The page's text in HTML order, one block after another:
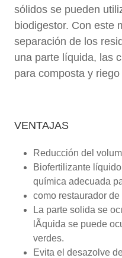
sólidos se pueden
biodigestor. Con este
separación de los
una parte líquida, las
para composta y
VENTAJAS
Reducción del
Biofertilizante
quí­mica adecuada
como restaurador
La parte solida se
lÃ­quida se puede
verdes.
Evita el desazolve